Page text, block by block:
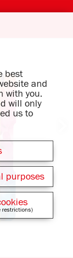
best
and
with you.
will only
us to
purposes
restrictions)